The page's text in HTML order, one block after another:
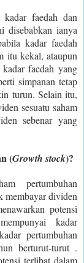
kadar faedah dan
disebabkan ianya
kadar faedah
itu kekal, ataupun
faedah yang
simpanan tetap
turun. Selain itu,
sesuatu saham
sebenar yang
(Growth stock)?
pertumbuhan
membayar dividen
potensi
kadar
pertumbuhan
berturut-turut .
terlibat dalam